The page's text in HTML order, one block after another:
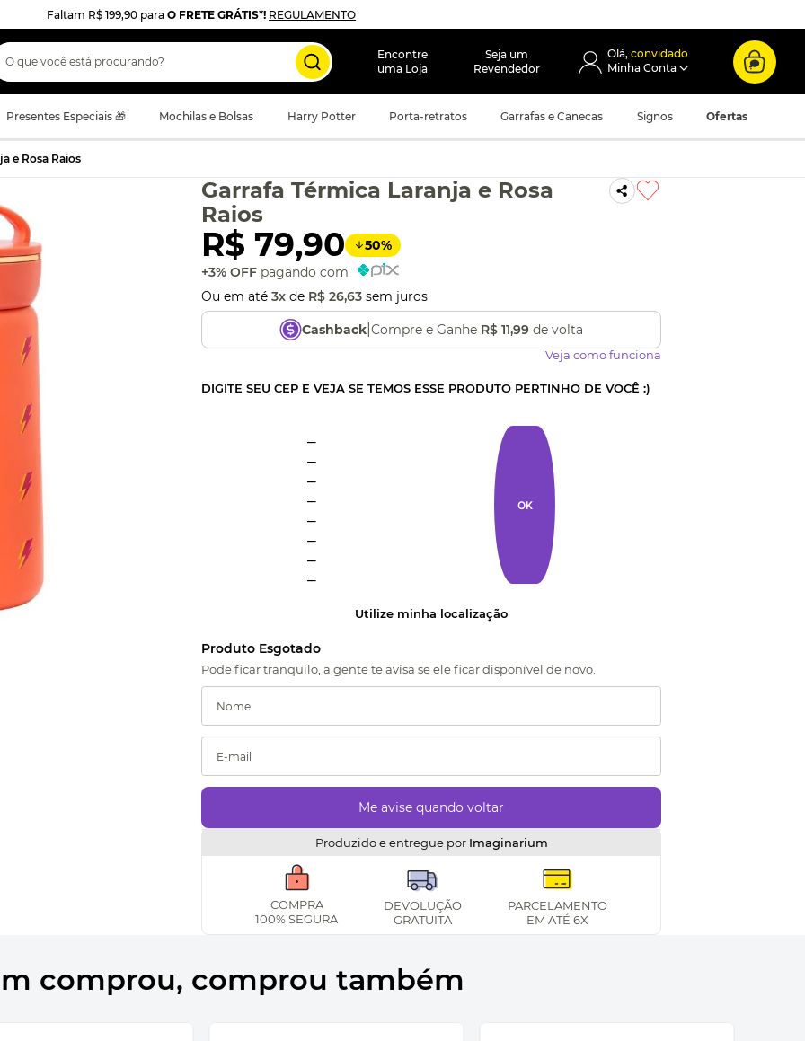
Faltam R$ 199,90 para O FRETE GRÁTIS*! REGULAMENTO
que você está procurando?
Encontre
uma Loja
Seja um
Revendedor
convidado
Presentes Especiais 🎁 Mochilas e Bolsas Harry Potter Porta-retratos Garrafas e Canecas Signos Ofertas
e Rosa Raios
Garrafa Térmica Laranja e Rosa
Raios
R$ 79,90 50%
+3% OFF pagando com
Ou em até 3x de R$ 26,63 sem juros
Cashback Compre e Ganhe R$ 11,99 de volta
Veja como funciona
DIGITE SEU CEP E VEJA SE TEMOS ESSE PRODUTO PERTINHO DE VOCÊ :)
OK
Utilize minha localização
Produzido e entregue por Imaginarium
COMPRA
100% SEGURA
DEVOLUÇÃO
GRATUITA
PARCELAMENTO
EM ATÉ 6X
comprou, comprou também